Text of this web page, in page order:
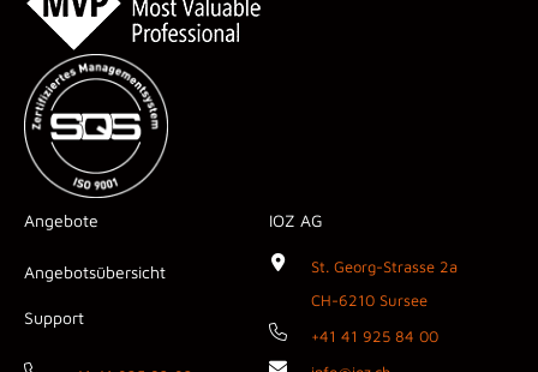
Angebote
Angebotsübersicht
Support
IOZ AG
St. Georg-Strasse 2a
CH-6210 Sursee
+41 41 925 84 00